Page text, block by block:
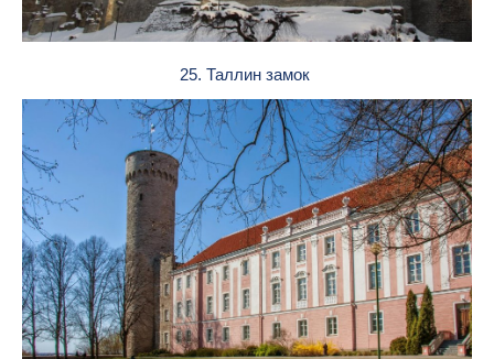
25. Таллин замок